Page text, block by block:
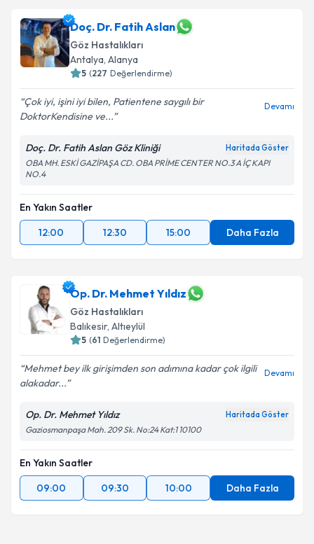
Dr. Tülün İsmi için randevu takvimi talebi oluşturun.
Size bu uzmandan randevu almanız için bir takvim
hazırlandığında e-posta ile bilgilendireceğiz.
E-posta Adresiniz
Kişisel verilerimin işlenmesine ilişkin
Aydınlatma
Metni'ni okudum ve kişisel verilerimin belirtilen
Takvim Talebini Gönder
Doç. Dr. Fatih Aslan
Göz Hastalıkları
Antalya, Alanya
5 (227 Değerlendirme)
Çok iyi, işini iyi bilen, Patientene saygılı bir
DoktorKendisine ve...
Devamı
Doç. Dr. Fatih Aslan Göz Kliniği Haritada Göster
OBA MH. ESKİ GAZİPAŞA CD. OBA PRİME CENTER NO.3 A İÇ KAPI
NO.4
En Yakın Saatler
12:00
12:30 15:00 Daha Fazla
Op. Dr. Mehmet Yıldız
Göz Hastalıkları
Balıkesir, Altıeylül
5 (61 Değerlendirme)
Mehmet bey ilk girişimden son adımına kadar çok ilgili
alakadar...
Devamı
Op. Dr. Mehmet Yıldız Haritada Göster
Gaziosmanpaşa Mah. 209 Sk. No:24 Kat:1 10100
En Yakın Saatler
09:00
09:30 10:00 Daha Fazla